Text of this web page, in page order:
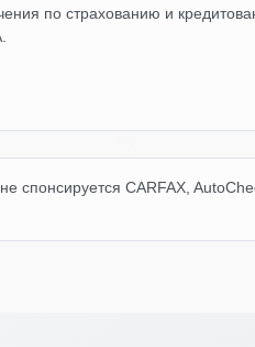
Autocheck
по страхованию и
CARFAX,